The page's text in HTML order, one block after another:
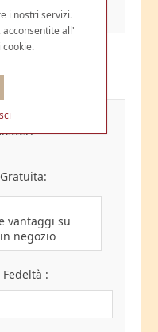
vantaggi su
negozio
:
i nostri servizi.
all'
cookie.